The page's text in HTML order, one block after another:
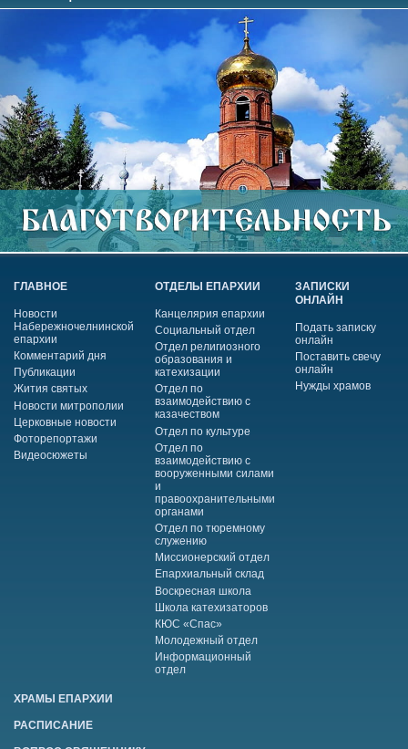
ГЛАВНОЕ
Новости
Набережночелнинской
епархии
Комментарий дня
Публикации
Жития святых
Новости митрополии
Церковные новости
Фоторепортажи
Видеосюжеты
ОТДЕЛЫ ЕПАРХИИ
Канцелярия епархии
Социальный отдел
Отдел религиозного
образования и
катехизации
Отдел по
взаимодействию с
казачеством
Отдел по культуре
Отдел по
взаимодействию с
вооруженными силами
и
правоохранительными
органами
Отдел по тюремному
служению
Миссионерский отдел
Епархиальный склад
Воскресная школа
Школа катехизаторов
КЮС «Спас»
Молодежный отдел
Информационный
отдел
ЗАПИСКИ
ОНЛАЙН
Подать записку
онлайн
Поставить свечу
онлайн
Нужды храмов
ХРАМЫ ЕПАРХИИ
РАСПИСАНИЕ